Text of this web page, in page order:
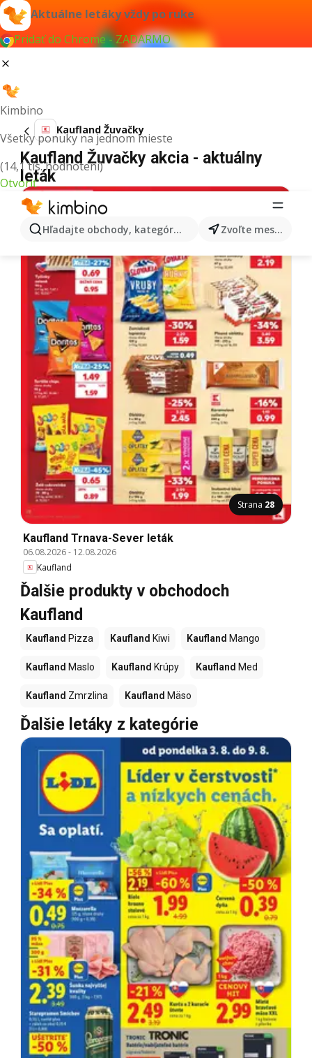
Aktuálne letáky vždy po ruke
Pridať do Chrome - ZADARMO
Kimbino
Všetky ponuky na jednom mieste
(14,1 tis. hodnotení)
Otvoriť
Hľadajte obchody, kategórie, produkty... Zvoľte mesto
Kaufland Žuvačky
Kaufland Žuvačky akcia - aktuálny
leták
Strana 28
Kaufland Trnava-Sever leták
06.08.2026- 12.08.2026
Kaufland
Ďalšie produkty v obchodoch
Kaufland
Kaufland Pizza Kaufland Kiwi Kaufland Mango
Kaufland Maslo Kaufland Krúpy Kaufland Med
Kaufland Zmrzlina Kaufland Mäso
Ďalšie letáky z kategórie